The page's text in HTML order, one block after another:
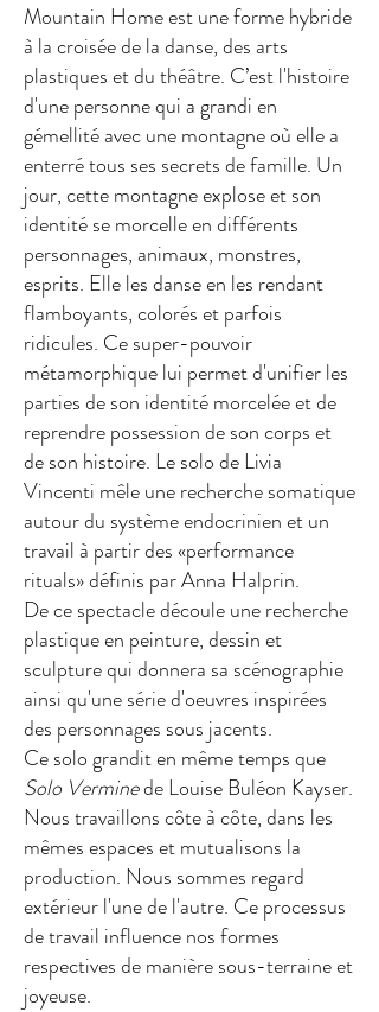
Mountain Home est une forme hybride
à la croisée de la danse, des arts
plastiques et du théâtre. C’est l'histoire
d'une personne qui a grandi en
gémellité avec une montagne où elle a
enterré tous ses secrets de famille. Un
jour, cette montagne explose et son
identité se morcelle en différents
personnages, animaux, monstres,
esprits. Elle les danse en les rendant
flamboyants, colorés et parfois
ridicules. Ce super-pouvoir
métamorphique lui permet d'unifier les
parties de son identité morcelée et de
reprendre possession de son corps et
de son histoire. Le solo de Livia
Vincenti mêle une recherche somatique
autour du système endocrinien et un
travail à partir des «performance
rituals» définis par Anna Halprin.
De ce spectacle découle une recherche
plastique en peinture, dessin et
sculpture qui donnera sa scénographie
ainsi qu'une série d'oeuvres inspirées
des personnages sous jacents.
Ce solo grandit en même temps que
Solo Verminede Louise Buléon Kayser.
Nous travaillons côte à côte, dans les
mêmes espaces et mutualisons la
production. Nous sommes regard
extérieur l'une de l'autre. Ce processus
de travail influence nos formes
respectives de manière sous-terraine et
joyeuse.